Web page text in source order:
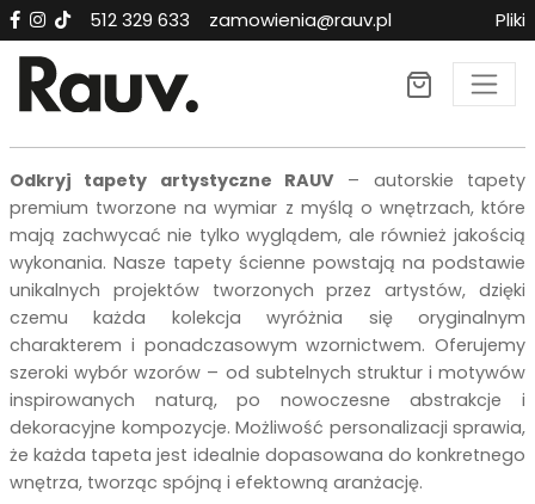
512 329 633 zamowienia@rauv.pl Pliki
Tapety premium RAUV
Odkryj tapety artystyczne RAUV – autorskie tapety
premium tworzone na wymiar z myślą o wnętrzach, które
mają zachwycać nie tylko wyglądem, ale również jakością
wykonania. Nasze tapety ścienne powstają na podstawie
unikalnych projektów tworzonych przez artystów, dzięki
czemu każda kolekcja wyróżnia się oryginalnym
charakterem i ponadczasowym wzornictwem. Oferujemy
szeroki wybór wzorów – od subtelnych struktur i motywów
inspirowanych naturą, po nowoczesne abstrakcje i
dekoracyjne kompozycje. Możliwość personalizacji sprawia,
że każda tapeta jest idealnie dopasowana do konkretnego
wnętrza, tworząc spójną i efektowną aranżację.